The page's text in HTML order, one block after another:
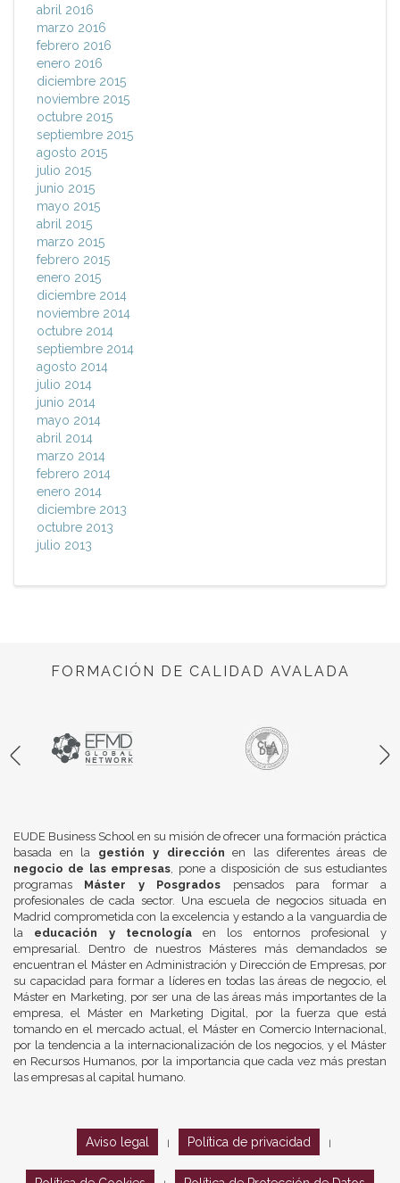
abril 2016
marzo 2016
febrero 2016
enero 2016
diciembre 2015
noviembre 2015
octubre 2015
septiembre 2015
agosto 2015
julio 2015
junio 2015
mayo 2015
abril 2015
marzo 2015
febrero 2015
enero 2015
diciembre 2014
noviembre 2014
octubre 2014
septiembre 2014
agosto 2014
julio 2014
junio 2014
mayo 2014
abril 2014
marzo 2014
febrero 2014
enero 2014
diciembre 2013
octubre 2013
julio 2013
FORMACIÓN DE CALIDAD AVALADA
EUDE Business School en su misión de ofrecer una formación práctica
basada en la gestión y dirección en las diferentes áreas de
negocio de las empresas , pone a disposición de sus estudiantes
programas Máster y Posgrados pensados para formar a
profesionales de cada sector. Una escuela de negocios situada en
Madrid comprometida con la excelencia y estando a la vanguardia de
la educación y tecnologíaen los entornos profesional y
empresarial. Dentro de nuestros Másteres más demandados se
encuentran el Máster en Administración y Dirección de Empresas, por
su capacidad para formar a líderes en todas las áreas de negocio, el
Máster en Marketing, por ser una de las áreas más importantes de la
empresa, el Máster en Marketing Digital, por la fuerza que está
tomando en el mercado actual, el Máster en Comercio Internacional,
por la tendencia a la internacionalización de los negocios, y el Máster
en Recursos Humanos, por la importancia que cada vez más prestan
las empresas al capital humano.
Aviso legal Política de privacidad